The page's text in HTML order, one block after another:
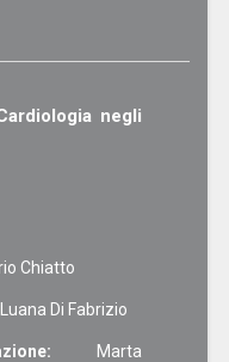
negli
Chiatto
Di Fabrizio
Marta